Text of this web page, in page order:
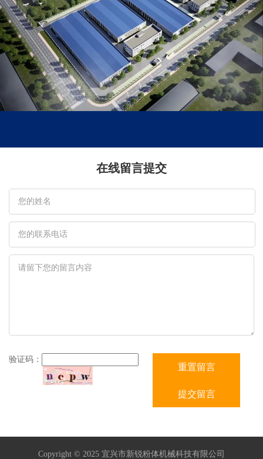
在线留言提交
验证码：
Copyright © 2025 宜兴市新锐粉体机械科技有限公司